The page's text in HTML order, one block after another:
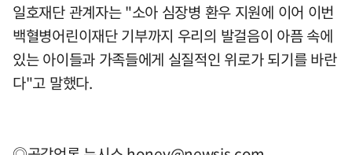
일호재단 관계자는 "소아 심장병 환우 지원에 이어 이번
백혈병어린이재단 기부까지 우리의 발걸음이 아픔 속에
있는 아이들과 가족들에게 실질적인 위로가 되기를 바란
다"고 말했다.